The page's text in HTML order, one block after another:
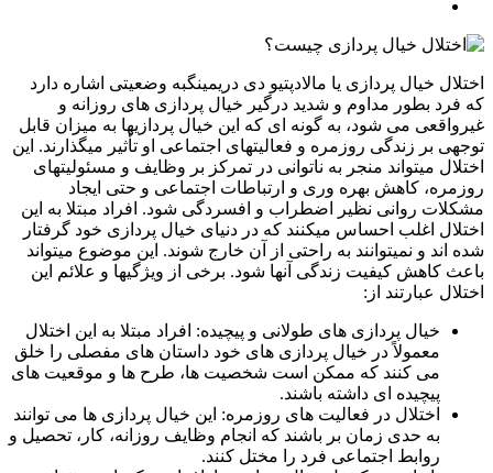
خیال پردازی یا مالادپتیو دی دریمینگبه وضعیتی اشاره دارد
بطور مداوم و شدید درگیر خیال پردازی های روزانه و
می شود، به گونه ای که این خیال پردازیها به میزان قابل
بر زندگی روزمره و فعالیتهای اجتماعی او تأثیر میگذارند. این
میتواند منجر به ناتوانی در تمرکز بر وظایف و مسئولیتهای
کاهش بهره وری و ارتباطات اجتماعی و حتی ایجاد
روانی نظیر اضطراب و افسردگی شود. افراد مبتلا به این
اغلب احساس میکنند که در دنیای خیال پردازی خود گرفتار
و نمیتوانند به راحتی از آن خارج شوند. این موضوع میتواند
کاهش کیفیت زندگی آنها شود. برخی از ویژگیها و علائم این
عبارتند از:
خیال پردازی های طولانی و پیچیده: افراد مبتلا به این اختلال
معمولاً در خیال پردازی های خود داستان های مفصلی را خلق
می کنند که ممکن است شخصیت ها، طرح ها و موقعیت های
پیچیده ای داشته باشند.
اختلال در فعالیت های روزمره: این خیال پردازی ها می توانند
به حدی زمان بر باشند که انجام وظایف روزانه، کار، تحصیل و
روابط اجتماعی فرد را مختل کنند.